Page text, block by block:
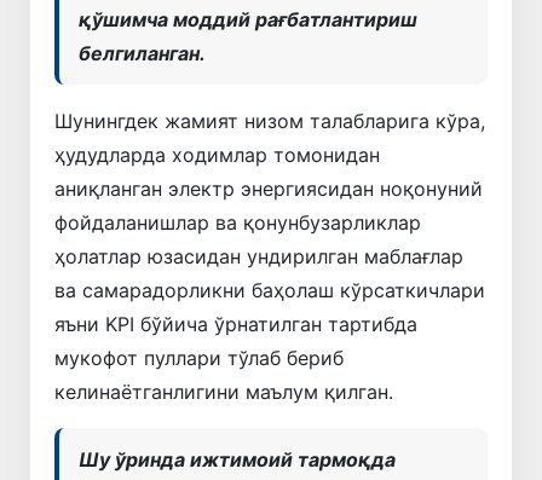
қўшимча моддий рағбатлантириш
белгиланган.
Шунингдек жамият низом талабларига кўра,
ҳудудларда ходимлар томонидан
аниқланган электр энергиясидан ноқонуний
фойдаланишлар ва қонунбузарликлар
ҳолатлар юзасидан ундирилган маблағлар
ва самарадорликни баҳолаш кўрсаткичлари
яъни KPI бўйича ўрнатилган тартибда
мукофот пуллари тўлаб бериб
келинаётганлигини маълум қилган.
Шу ўринда ижтимоий тармоқда